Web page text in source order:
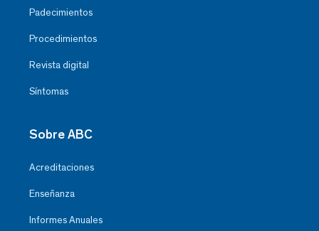
Padecimientos
Procedimientos
Revista digital
Síntomas
Sobre ABC
Acreditaciones
Enseñanza
Informes Anuales